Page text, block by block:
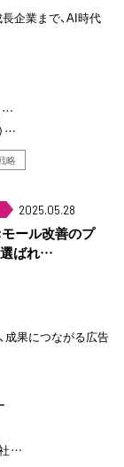
企業まで、AI時代
…
…
略
2025.05.28
ール改善のプ
選ばれ…
成果につながる広告
…